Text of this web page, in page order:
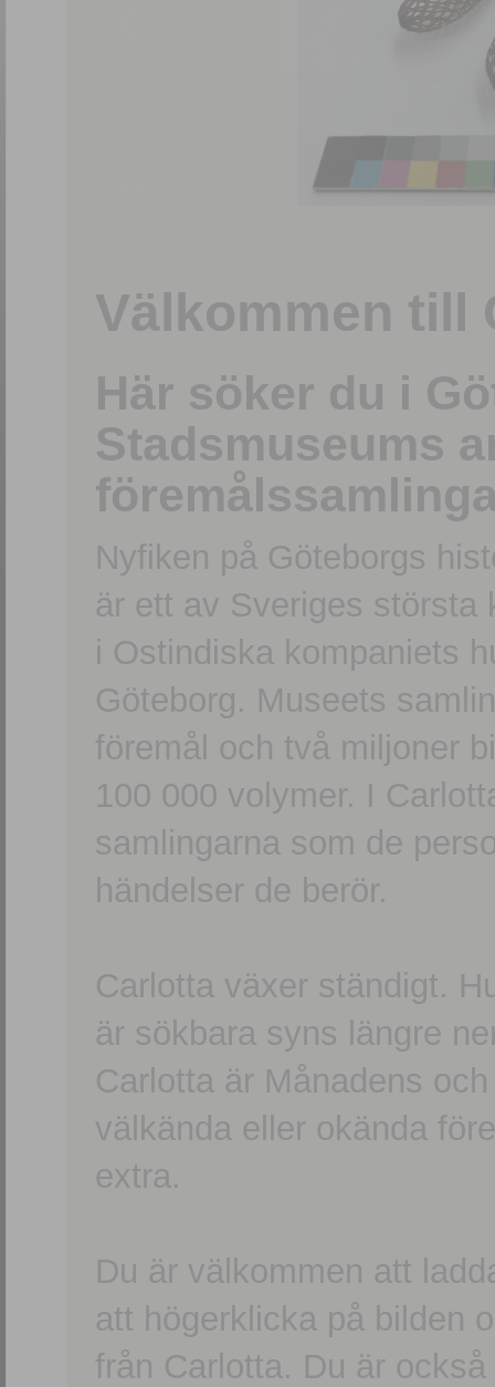
Välkommen till
Här söker du i
Stadsmuseums
Nyfiken på Göteborgs
är ett av Sveriges största
i Ostindiska kompaniets
Göteborg. Museets
föremål och två miljoner
100 000 volymer. I
samlingarna som de
händelser de berör.
Carlotta växer ständigt.
är sökbara syns längre
Carlotta är Månadens
välkända eller okända
extra.
Du är välkommen att
att högerklicka på bilden
från Carlotta. Du är